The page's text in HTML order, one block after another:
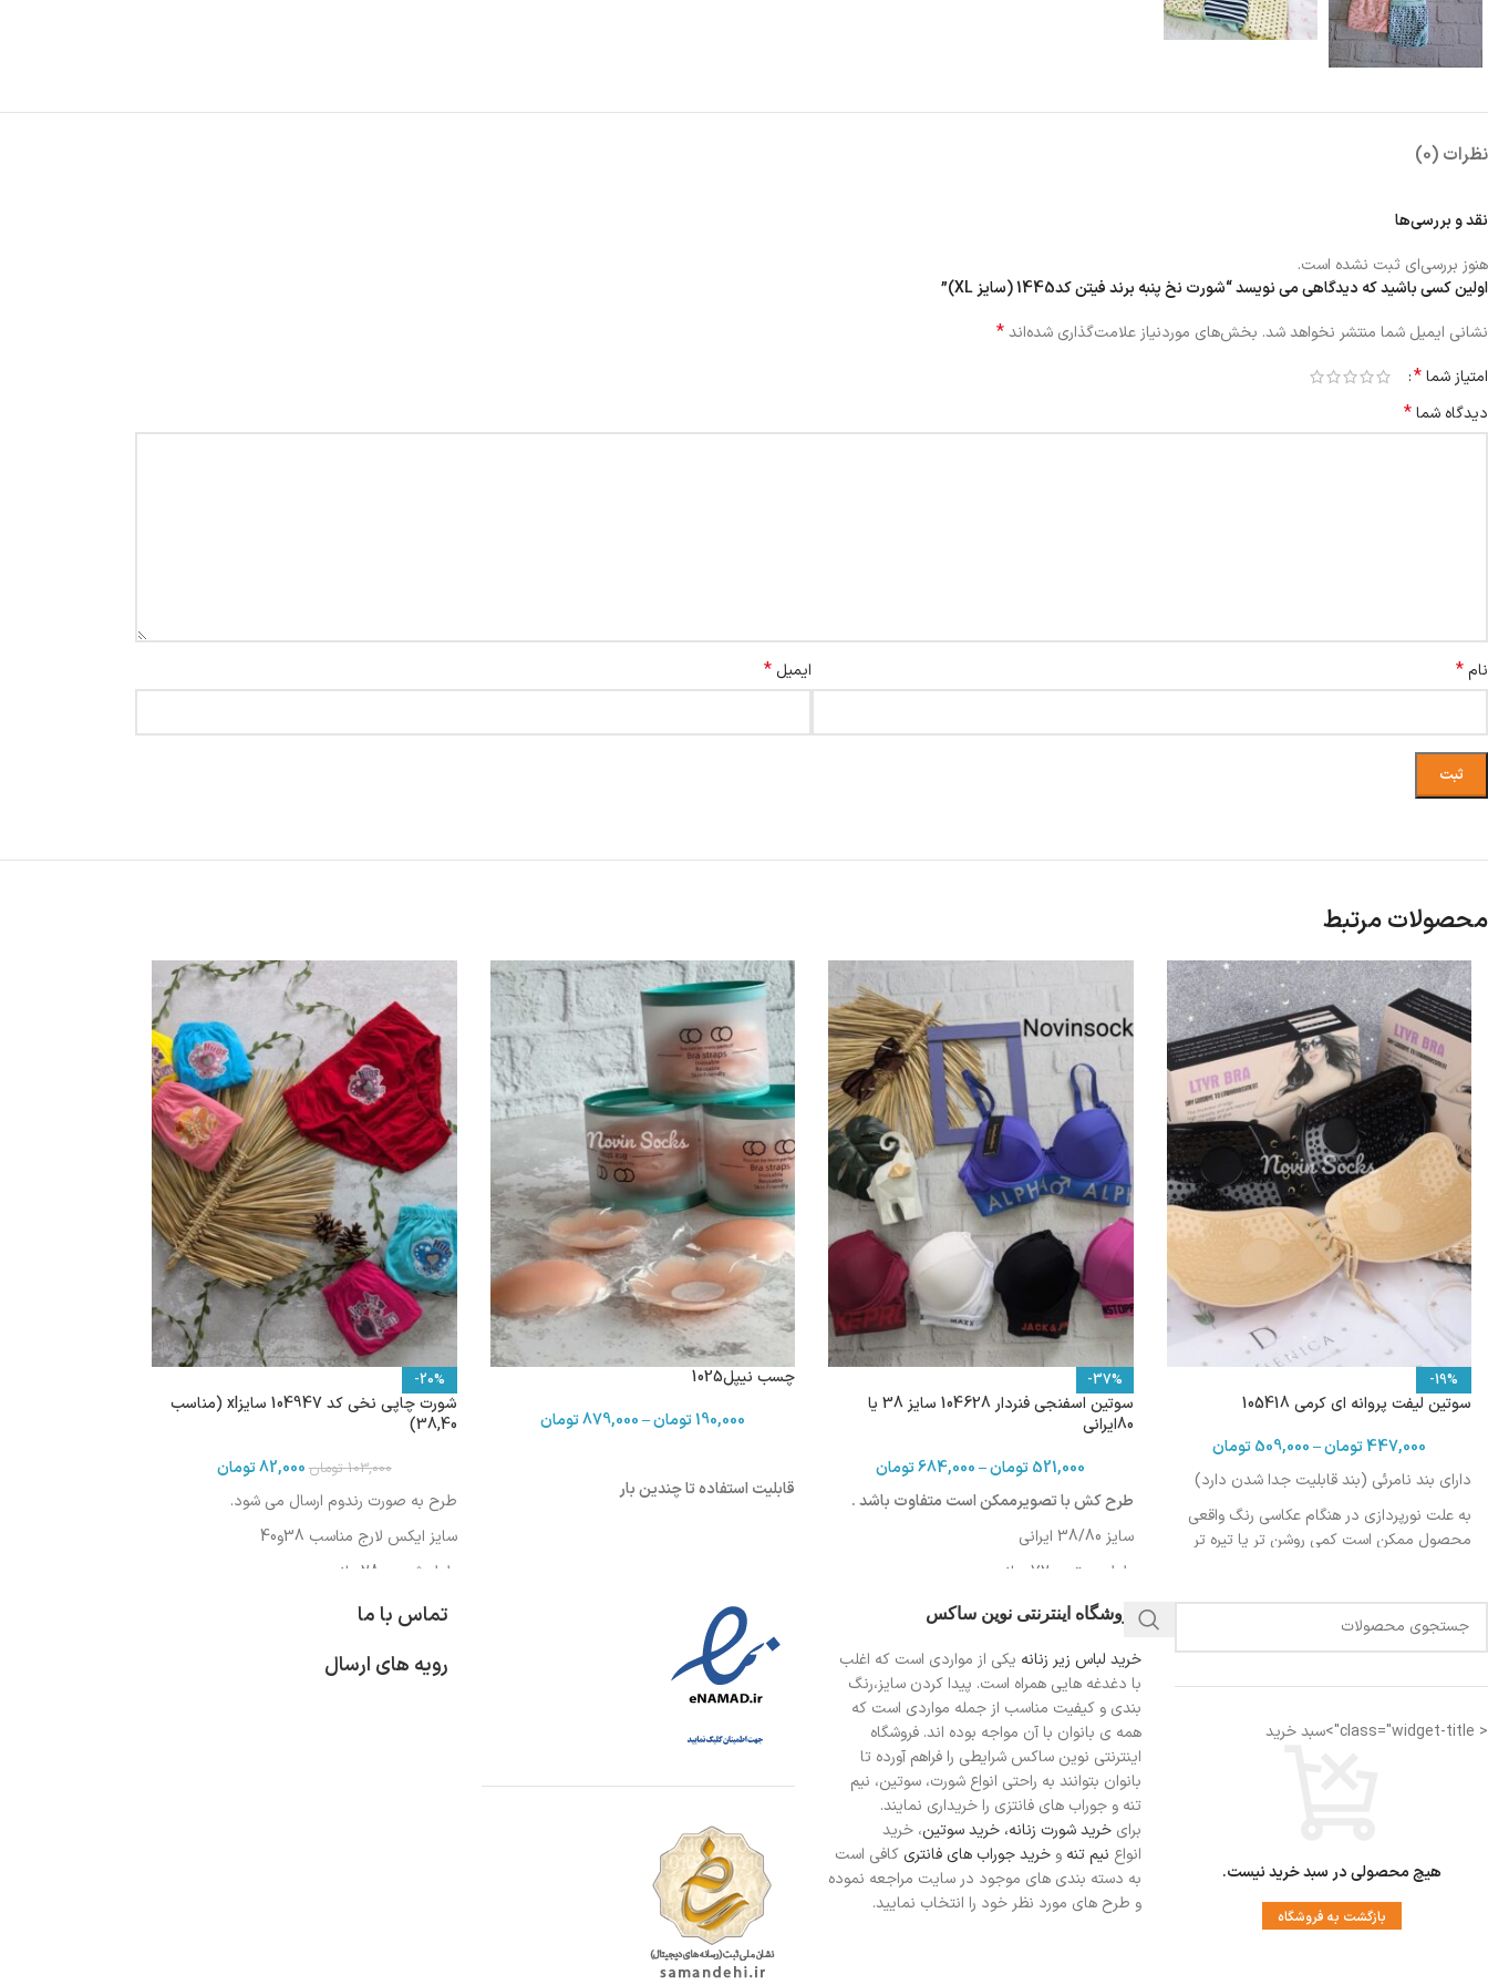
نظرات (0)
نقد و بررسی‌ها
هنوز بررسی‌ای ثبت نشده است.
اولین کسی باشید که دیدگاهی می نویسد “شورت نخ پنبه برند فیتن کد1445 (سایز XL)”
نشانی ایمیل شما منتشر نخواهد شد. بخش‌های موردنیاز علامت‌گذاری شده‌اند*
امتیاز شما*
دیدگاه شما*
نام* ایمیل *
محصولات مرتبط
-19%
سوتین لیفت پروانه ای کرمی 105418
447,000تومان–
509,000 تومان
دارای بند نامرئی (بند قابلیت جدا شدن دارد)
به علت نورپردازی در هنگام عکاسی رنگ واقعی
محصول ممکن است کمی روشن تر یا تیره تر
-37%
سوتین اسفنجی فنردار 104628 سایز 38 یا
80ایرانی
521,000تومان–
684,000تومان
طرح کش با تصویرممکن است متفاوت باشد .
سایز 38/80 ایرانی
طول سوتین :72 سانت
دورکمر: 80-84 سانت
چسب نیپل1025
190,000تومان–
879,000تومان
قابلیت استفاده تا چندین بار
-20%
شورت چاپی نخی کد 104947 سایزxl (مناسب
38,40)
103,000 تومان 82,000تومان
طرح به صورت رندوم ارسال می شود.
سایز ایکس لارج مناسب 38و40
طول شورت :28سانت
طول فاق : 24 سانت
< class="widget-title">سبد خرید
هیچ محصولی در سبد خرید نیست.
بازگشت به فروشگاه
فروشگاه اینترنتی نوین ساکس
خرید لباس زیر زنانه یکی از مواردی است که اغلب
با دغدغه هایی همراه است. پیدا کردن سایز،رنگ
بندی و کیفیت مناسب از جمله مواردی است که
همه ی بانوان با آن مواجه بوده اند. فروشگاه
اینترنتی نوین ساکس شرایطی را فراهم آورده تا
بانوان بتوانند به راحتی انواع شورت، سوتین، نیم
تنه و جوراب های فانتزی را خریداری نمایند.
برای خرید شورت زنانه، خرید سوتین، خرید
انواع نیم تنه و خرید جوراب های فانتری کافی است
به دسته بندی های موجود در سایت مراجعه نموده
و طرح های مورد نظر خود را انتخاب نمایید.
تماس با ما
رویه های ارسال